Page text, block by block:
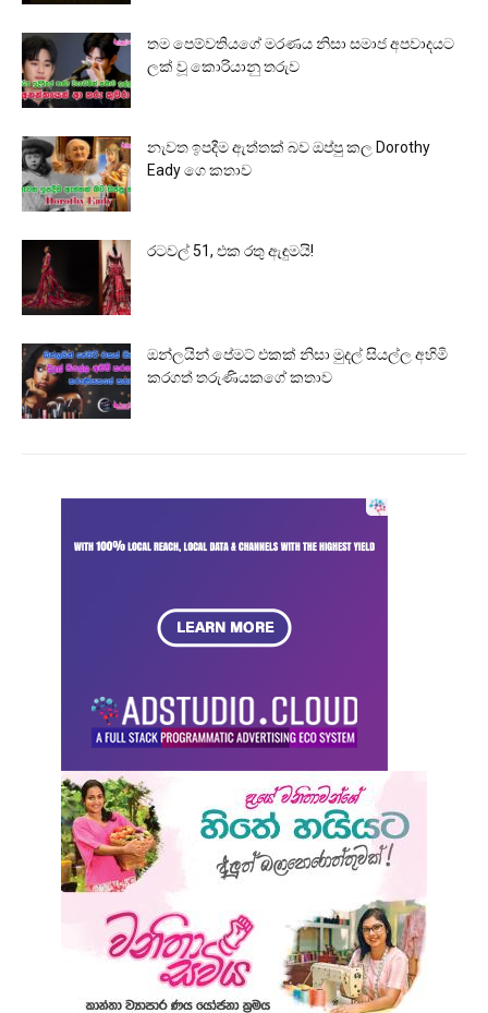
තම පෙම්වතියගේ මරණය නිසා සමාජ අපවාදයට
ලක් වූ කොරියානු තරුව
නැවත ඉපදීම ඇත්තක් බව ඔප්පු කල Dorothy
Eady ගෙ කතාව
රටවල් 51, එක රතු ඇඳුමයි!
ඔන්ලයින් පේමට් එකක් නිසා මුදල් සියල්ල අහිමි
කරගත් තරුණියකගේ කතාව